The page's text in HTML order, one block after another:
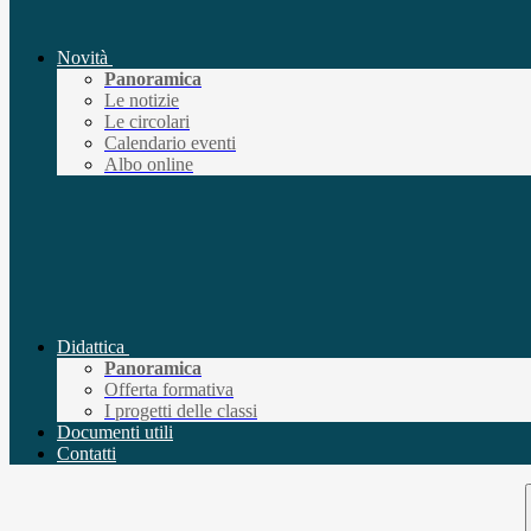
Novità
Panoramica
Le notizie
Le circolari
Calendario eventi
Albo online
Didattica
Panoramica
Offerta formativa
I progetti delle classi
Documenti utili
Contatti